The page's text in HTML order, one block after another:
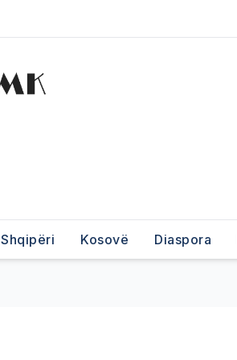
Shqipëri Kosovë Diaspora